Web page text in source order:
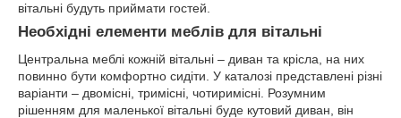
вітальні будуть приймати гостей.
Необхідні елементи меблів для вітальні
Центральна меблі кожній вітальні – диван та крісла, на них
повинно бути комфортно сидіти. У каталозі представлені різні
варіанти – двомісні, тримісні, чотиримісні. Розумним
рішенням для маленької вітальні буде кутовий диван, він